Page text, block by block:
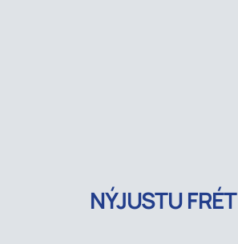
NÝJUSTU